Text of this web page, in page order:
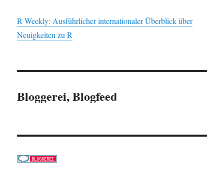
R Weekly: Ausführlicher internationaler Überblick über
Neuigkeiten zu R
Bloggerei, Blogfeed